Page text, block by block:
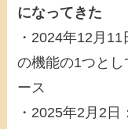
になってきた
・2024年12月
の機能の1つと
ース
・2025年2月2